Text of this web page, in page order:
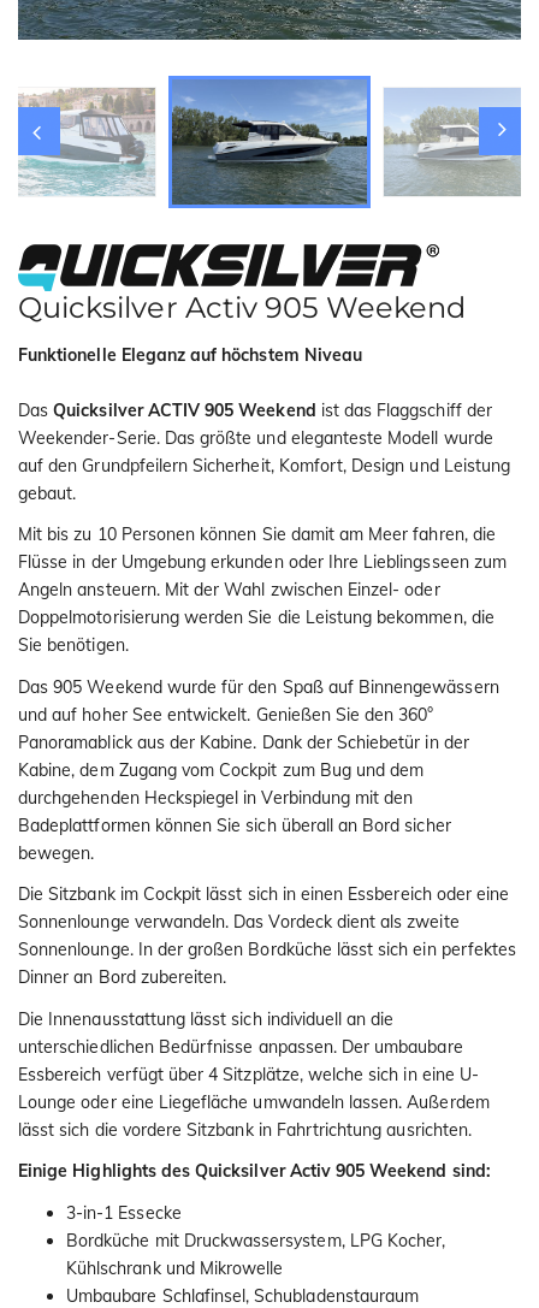
i
o
Quicksilver Activ 905 Weekend
Funktionelle Eleganz auf höchstem Niveau
DasQuicksilver ACTIV 905 Weekend ist das Flaggschiff der
Weekender-Serie. Das größte und eleganteste Modell wurde
auf den Grundpfeilern Sicherheit, Komfort, Design und Leistung
gebaut.
Mit bis zu 10 Personen können Sie damit am Meer fahren, die
Flüsse in der Umgebung erkunden oder Ihre Lieblingsseen zum
Angeln ansteuern. Mit der Wahl zwischen Einzel- oder
Doppelmotorisierung werden Sie die Leistung bekommen, die
Sie benötigen.
Das 905 Weekend wurde für den Spaß auf Binnengewässern
und auf hoher See entwickelt. Genießen Sie den 360°
Panoramablick aus der Kabine. Dank der Schiebetür in der
Kabine, dem Zugang vom Cockpit zum Bug und dem
durchgehenden Heckspiegel in Verbindung mit den
Badeplattformen können Sie sich überall an Bord sicher
bewegen.
Die Sitzbank im Cockpit lässt sich in einen Essbereich oder eine
Sonnenlounge verwandeln. Das Vordeck dient als zweite
Sonnenlounge. In der großen Bordküche lässt sich ein perfektes
Dinner an Bord zubereiten.
Die Innenausstattung lässt sich individuell an die
unterschiedlichen Bedürfnisse anpassen. Der umbaubare
Essbereich verfügt über 4 Sitzplätze, welche sich in eine U-
Lounge oder eine Liegefläche umwandeln lassen. Außerdem
lässt sich die vordere Sitzbank in Fahrtrichtung ausrichten.
Einige Highlights des Quicksilver Activ 905 Weekend sind:
3-in-1 Essecke
Bordküche mit Druckwassersystem, LPG Kocher,
Kühlschrank und Mikrowelle
Umbaubare Schlafinsel, Schubladenstauraum